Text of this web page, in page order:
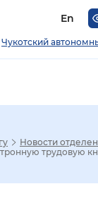
En
Чукотский
Новости
трудовую